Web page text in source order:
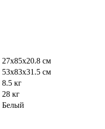
27х85х20.8 см
53х83х31.5 см
8.5 кг
28 кг
Белый